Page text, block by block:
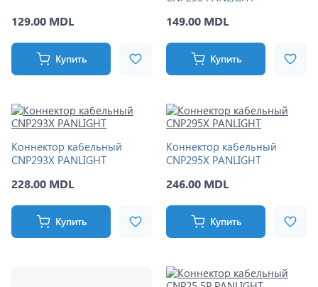
129.00 MDL
Купить
149.00 MDL
Купить
Коннектор кабельный
CNP293X PANLIGHT
228.00 MDL
Купить
Коннектор кабельный
CNP295X PANLIGHT
246.00 MDL
Купить